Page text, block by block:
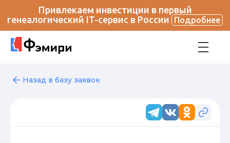
Привлекаем инвестиции в первый
генеалогический IT-сервис в России
Подробнее
Назад в базу заявок